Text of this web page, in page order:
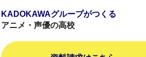
KADOKAWAグループがつくる
アニメ・声優の高校